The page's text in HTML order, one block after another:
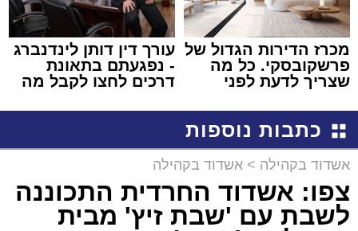
מכרז הדירות הגדול של
פרשקובסקי. כל מה
שצריך לדעת לפני
באשדוד
עורך דין דותן לינדנברג
- נפגעתם בתאונת
דרכים לחצו לקבל מה
כתבות נוספות
אשדוד בקהילה > אשדוד בקהילה
צפו: אשדוד החרדית התכוננה
לשבת עם 'שבת זיץ' מבית